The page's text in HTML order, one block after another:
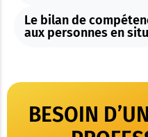
Le bilan de
aux personnes en
BESOIN